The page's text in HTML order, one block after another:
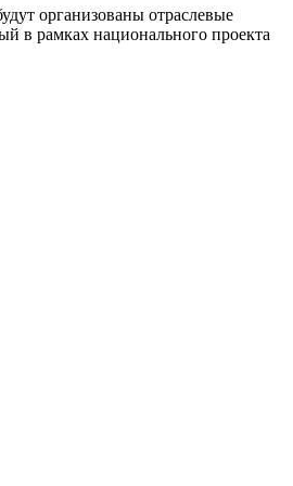
организованы отраслевые
в рамках национального проекта